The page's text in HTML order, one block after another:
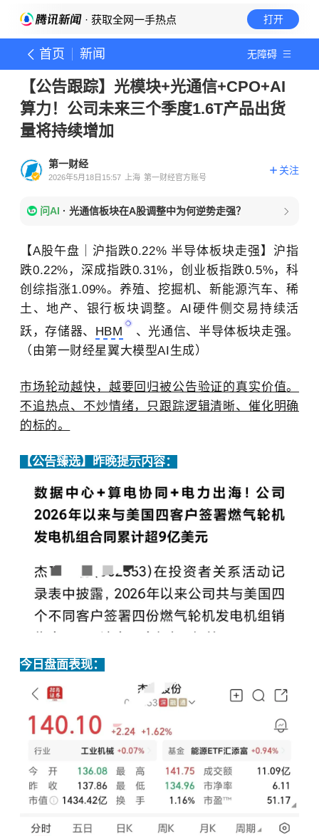
· 获取全网一手热点 打开
首页 新闻 无障碍
【公告跟踪】光模块+光通信+CPO+AI
算力！公司未来三个季度1.6T产品出货
量将持续增加
第一财经
2026年5月18日15:57 上海 第一财经官方账号
关注
问AI · 光通信板块在A股调整中为何逆势走强？
【A股午盘｜沪指跌0.22% 半导体板块走强】沪指
跌0.22%，深成指跌0.31%，创业板指跌0.5%，科
创综指涨1.09%。养殖、挖掘机、新能源汽车、稀
土、地产、银行板块调整。AI硬件侧交易持续活
跃，存储器、 HBM
、光通信、半导体板块走强。
（ 由第一财经星翼大模型AI生成）
市场轮动越快，越要回归被公告验证的真实价值。
不追热点、不炒情绪，只跟踪逻辑清晰、催化明确
的标的。
【公告臻选】昨晚提示内容：
今日盘面表现：